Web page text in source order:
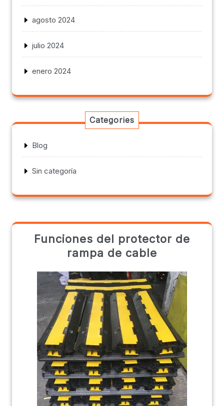
agosto 2024
julio 2024
enero 2024
Categories
Blog
Sin categoría
Funciones del protector de
rampa de cable